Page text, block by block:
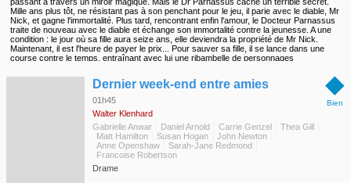
Mille ans plus tôt, ne résistant pas à son penchant pour le jeu, il parie avec le diable, Mr
Nick, et gagne l'immortalité. Plus tard, rencontrant enfin l'amour, le Docteur Parnassus
traite de nouveau avec le diable et échange son immortalité contre la jeunesse. A une
condition : le jour où sa fille aura seize ans, elle deviendra la propriété de Mr Nick.
Maintenant, il est l'heure de payer le prix... Pour sauver sa fille, il se lance dans une
course contre le temps, entraînant avec lui une ribambelle de personnages
fois pour toutes...
◆
Bien
Dernier week-end entre amies
01h45
Walter Klenhard
Gabrielle Anwar
Daniel Arnold Carrie Genzel
Thea Gill
Matt Hamilton
Susan Hogan
John Newton
Anne Openshaw
Sarah-Jane Redmond
Francoise Robertson
Drame